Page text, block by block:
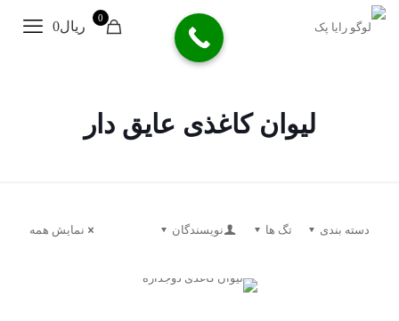
0
ریال0
لیوان کاغذی عایق دار
دسته بندی تگ ها نویسندگان نمایش همه